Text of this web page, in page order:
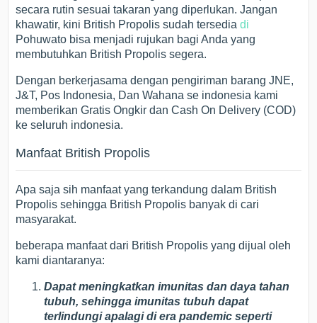
secara rutin sesuai takaran yang diperlukan. Jangan
khawatir, kini British Propolis sudah tersediadi
Pohuwato bisa menjadi rujukan bagi Anda yang
membutuhkan British Propolis segera.
Dengan berkerjasama dengan pengiriman barang JNE,
J&T, Pos Indonesia, Dan Wahana se indonesia kami
memberikan Gratis Ongkir dan Cash On Delivery (COD)
ke seluruh indonesia.
Manfaat British Propolis
Apa saja sih manfaat yang terkandung dalam British
Propolis sehingga British Propolis banyak di cari
masyarakat.
beberapa manfaat dari British Propolis yang dijual oleh
kami diantaranya:
Dapat meningkatkan imunitas dan daya tahan
tubuh, sehingga imunitas tubuh dapat
terlindungi apalagi di era pandemic seperti